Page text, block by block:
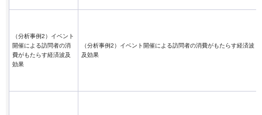
（分析事例2）イベント
開催による訪問者の消
費がもたらす経済波及
効果
（分析事例2）イベント開催による訪問者の消費がもたらす経済波
及効果